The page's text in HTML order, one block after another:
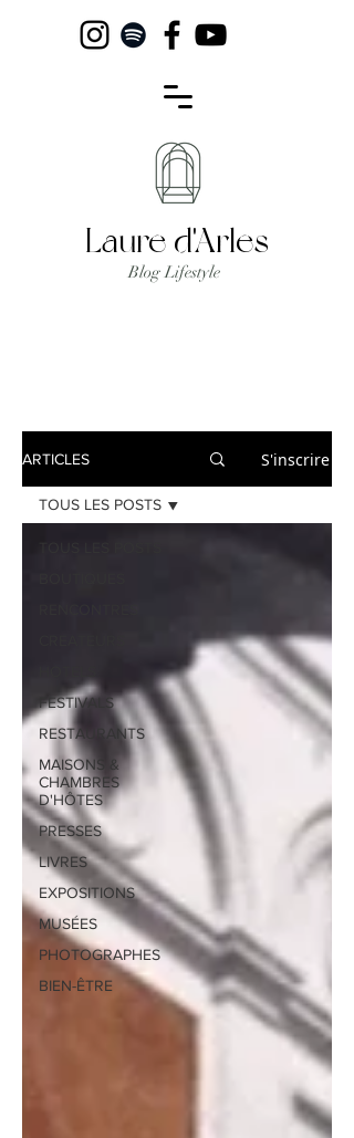
Laure d'Arles
Blog Lifestyle
ARTICLES S'inscrire
FESTIVALS
RESTAURANTS
MAISONS &
CHAMBRES
D'HÔTES
PRESSES
LIVRES
EXPOSITIONS
MUSÉES
PHOTOGRAPHES
BIEN-ÊTRE
TOUS LES POSTS